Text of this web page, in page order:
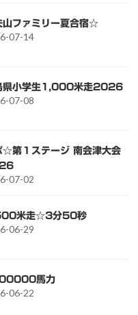
山ファミリー夏合宿☆
07-14
県小学生1,000米走2026
07-08
☆第１ステージ 南会津大会
07-02
米走☆3分50秒
06-29
馬力
06-22